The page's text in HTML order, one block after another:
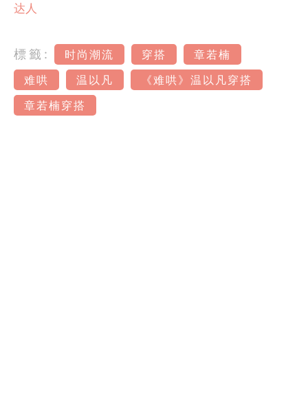
达人
標籤: 时尚潮流 穿搭
章若楠
难哄
温以凡
《难哄》温以凡穿搭
章若楠穿搭